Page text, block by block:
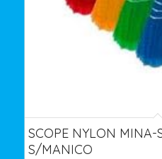
SCOPE NYLON MINA-
S/MANICO